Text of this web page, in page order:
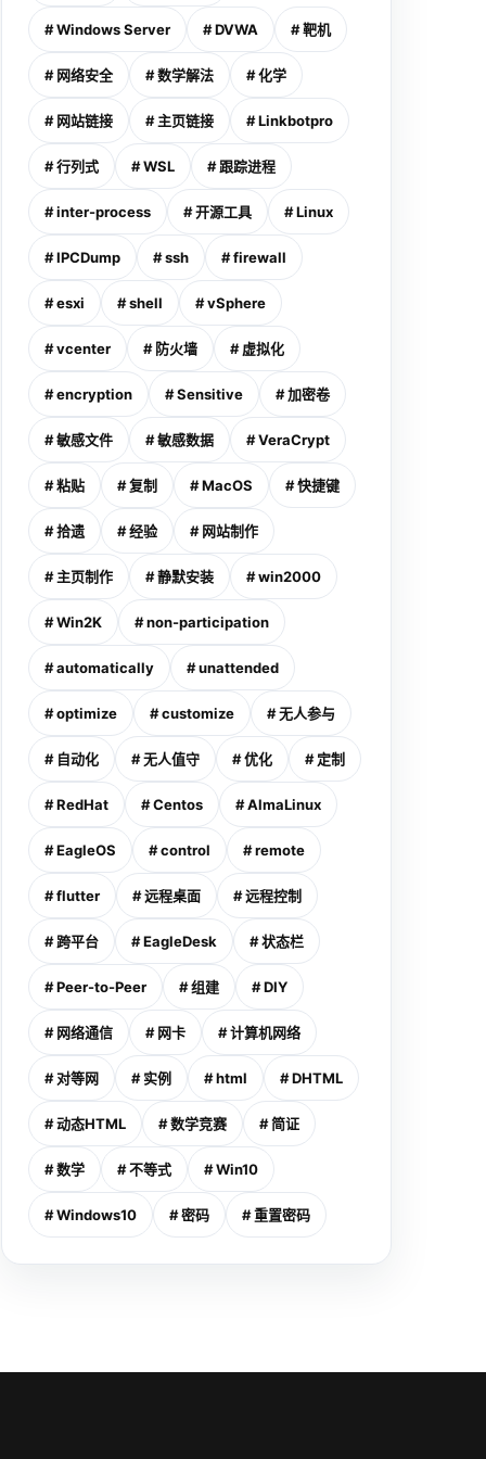
# Windows Server # DVWA # 靶机
# 网络安全 # 数学解法 # 化学
# 网站链接 # 主页链接 # Linkbotpro
# 行列式 # WSL # 跟踪进程
# inter-process # 开源工具 # Linux
# IPCDump # ssh # firewall
# esxi # shell # vSphere
# vcenter # 防火墙 # 虚拟化
# encryption # Sensitive # 加密卷
# 敏感文件 # 敏感数据 # VeraCrypt
# 粘贴 # 复制 # MacOS # 快捷键
# 拾遗 # 经验 # 网站制作
# 主页制作 # 静默安装 # win2000
# Win2K # non-participation
# automatically # unattended
# optimize # customize # 无人参与
# 自动化 # 无人值守 # 优化 # 定制
# RedHat # Centos # AlmaLinux
# EagleOS # control # remote
# flutter # 远程桌面 # 远程控制
# 跨平台 # EagleDesk # 状态栏
# Peer-to-Peer # 组建 # DIY
# 网络通信 # 网卡 # 计算机网络
# 对等网 # 实例 # html # DHTML
# 动态HTML # 数学竞赛 # 简证
# 数学 # 不等式 # Win10
# Windows10 # 密码 # 重置密码